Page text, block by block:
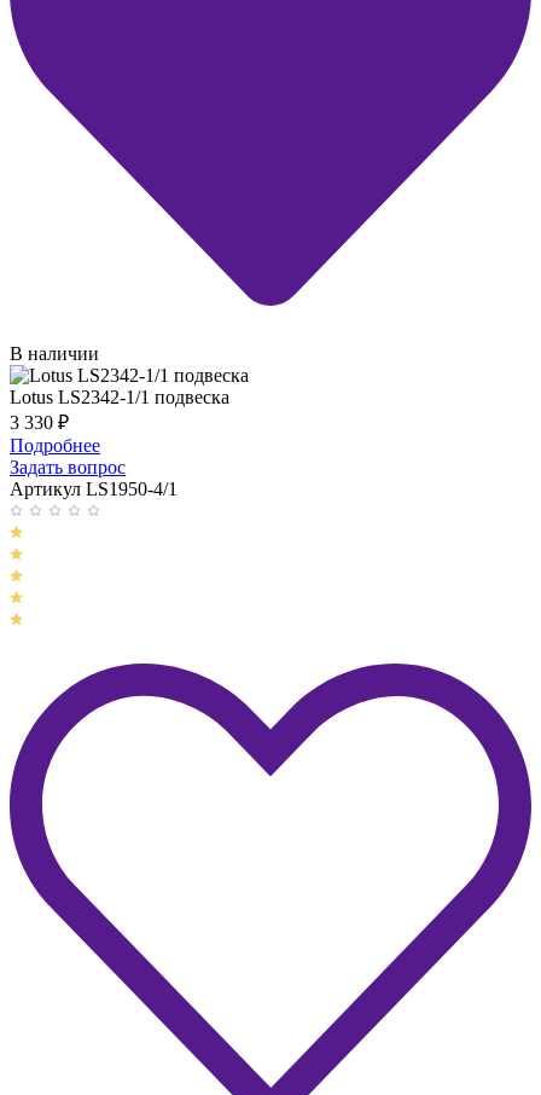
В наличии
Lotus LS2342-1/1 подвеска
3 330 ₽
Подробнее
Задать вопрос
Артикул LS1950-4/1